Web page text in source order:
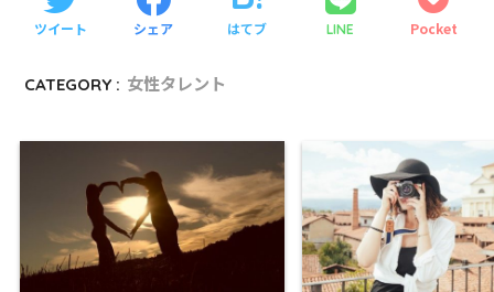
ツイート シェア はてブ LINE Pocket
CATEGORY : 女性タレント